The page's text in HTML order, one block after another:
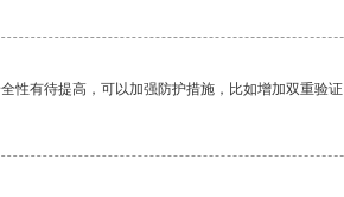
性有待提高，可以加强防护措施，比如增加双重验